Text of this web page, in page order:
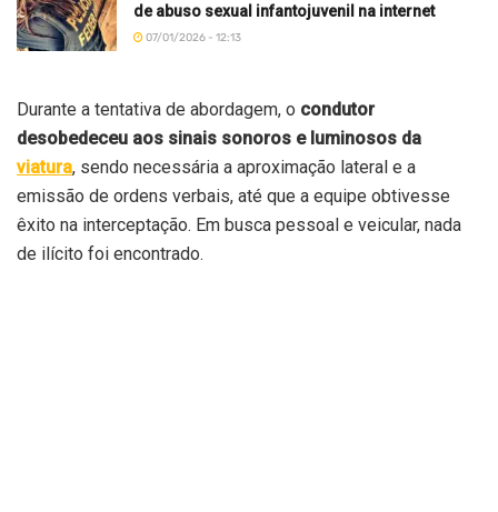
de abuso sexual infantojuvenil na internet
07/01/2026 - 12:13
Durante a tentativa de abordagem, o condutor
desobedeceu aos sinais sonoros e luminosos da
viatura, sendo necessária a aproximação lateral e a
emissão de ordens verbais, até que a equipe obtivesse
êxito na interceptação. Em busca pessoal e veicular, nada
de ilícito foi encontrado.